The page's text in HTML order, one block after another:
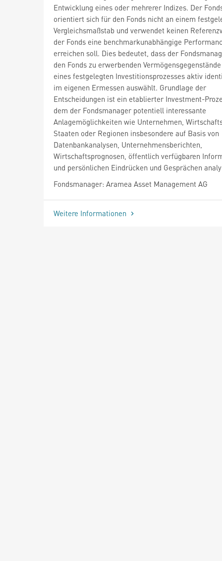
Entwicklung eines oder mehrerer Indizes. Der
orientiert sich für den Fonds nicht an einem
Vergleichsmaßstab und verwendet keinen
der Fonds eine benchmarkunabhängige
erreichen soll. Dies bedeutet, dass der
den Fonds zu erwerbenden
eines festgelegten Investitionsprozesses aktiv
im eigenen Ermessen auswählt. Grundlage der
Entscheidungen ist ein etablierter Investment-
dem der Fondsmanager potentiell interessante
Anlagemöglichkeiten wie Unternehmen,
Staaten oder Regionen insbesondere auf Basis von
Datenbankanalysen, Unternehmensberichten,
Wirtschaftsprognosen, öffentlich verfügbaren
und persönlichen Eindrücken und Gesprächen
Fondsmanager: Aramea Asset Management AG
Weitere Informationen